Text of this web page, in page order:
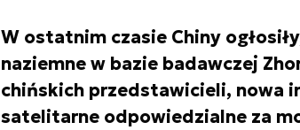
W ostatnim czasie Chiny
naziemne w bazie badawczej
chińskich przedstawicieli, nowa
satelitarne odpowiedzialne za